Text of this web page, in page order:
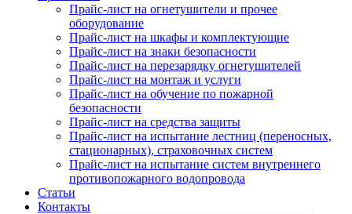
Прайс-лист на огнетушители и прочее
оборудование
Прайс-лист на шкафы и комплектующие
Прайс-лист на знаки безопасности
Прайс-лист на перезарядку огнетушителей
Прайс-лист на монтаж и услуги
Прайс-лист на обучение по пожарной
безопасности
Прайс-лист на средства защиты
Прайс-лист на испытание лестниц (переносных,
стационарных), страховочных систем
Прайс-лист на испытание систем внутреннего
противопожарного водопровода
Статьи
Контакты